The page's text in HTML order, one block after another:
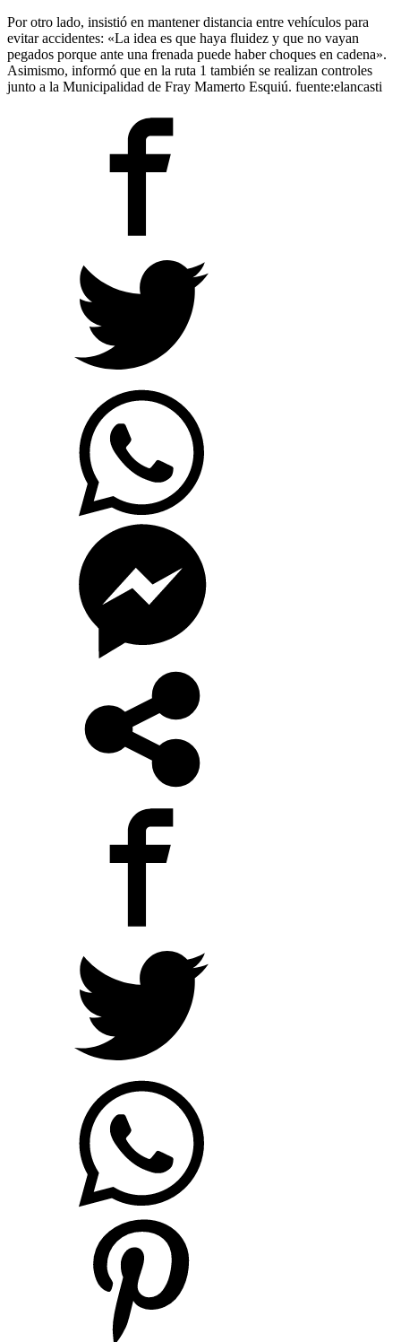
Por otro lado, insistió en mantener distancia entre vehículos para
evitar accidentes: «La idea es que haya fluidez y que no vayan
pegados porque ante una frenada puede haber choques en cadena».
Asimismo, informó que en la ruta 1 también se realizan controles
junto a la Municipalidad de Fray Mamerto Esquiú. fuente:elancasti